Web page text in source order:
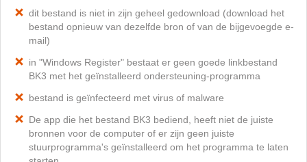
dit bestand is niet in zijn geheel gedownload (download het
bestand opnieuw van dezelfde bron of van de bijgevoegde e-
mail)
in "Windows Register" bestaat er geen goede linkbestand
BK3 met het geïnstalleerd ondersteuning-programma
bestand is geïnfecteerd met virus of malware
De app die het bestand BK3 bediend, heeft niet de juiste
bronnen voor de computer of er zijn geen juiste
stuurprogramma's geïnstalleerd om het programma te laten